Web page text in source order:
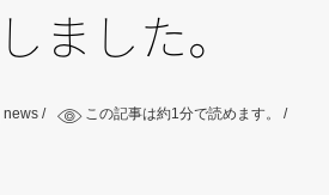
ました。
news この記事は約1分で読めます。